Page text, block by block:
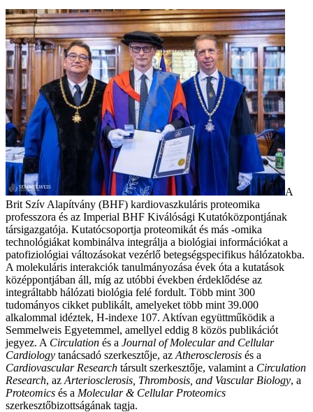
A
Brit Szív Alapítvány (BHF) kardiovaszkuláris proteomika
professzora és az Imperial BHF Kiválósági Kutatóközpontjának
társigazgatója. Kutatócsoportja proteomikát és más -omika
technológiákat kombinálva integrálja a biológiai információkat a
patofiziológiai változásokat vezérlő betegségspecifikus hálózatokba.
A molekuláris interakciók tanulmányozása évek óta a kutatások
középpontjában áll, míg az utóbbi években érdeklődése az
integráltabb hálózati biológia felé fordult. Több mint 300
tudományos cikket publikált, amelyeket több mint 39.000
alkalommal idéztek, H-indexe 107. Aktívan együttműködik a
Semmelweis Egyetemmel, amellyel eddig 8 közös publikációt
jegyez. A Circulation és a Journal of Molecular and Cellular
Cardiology tanácsadó szerkesztője, az Atherosclerosis és a
Cardiovascular Research társult szerkesztője, valamint a Circulation
Research, az Arteriosclerosis, Thrombosis, and Vascular Biology, a
Proteomics és a Molecular & Cellular Proteomics
szerkesztőbizottságának tagja.